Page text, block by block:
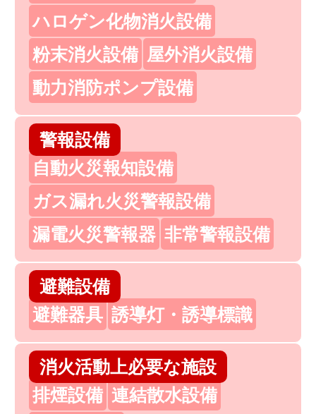
ハロゲン化物消火設備
粉末消火設備 屋外消火設備
動力消防ポンプ設備
警報設備
自動火災報知設備
ガス漏れ火災警報設備
漏電火災警報器 非常警報設備
避難設備
避難器具 誘導灯・誘導標識
消火活動上必要な施設
排煙設備 連結散水設備